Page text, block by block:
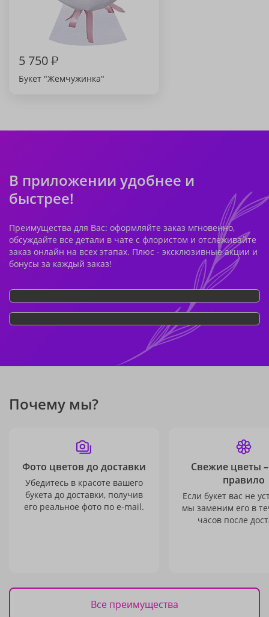
5 750₽
Букет "Жемчужинка"
В приложении удобнее и
быстрее!
Преимущества для Вас: оформляйте заказ мгновенно,
обсуждайте все детали в чате с флористом и отслеживайте
заказ онлайн на всех этапах. Плюс - эксклюзивные акции и
бонусы за каждый заказ!
Почему мы?
Фото цветов до доставки
Убедитесь в красоте вашего
букета до доставки, получив
его реальное фото по e-mail.
Свежие цветы
правило
Если букет вас не
мы заменим его в
часов после
Все преимущества